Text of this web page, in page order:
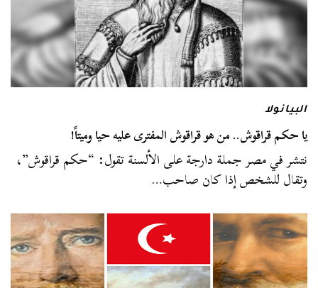
البيانولا
يا حكم قراقوش.. من هو قراقوش المفترى عليه حيا وميتاً!
نتشر في مصر جملة دارجة على الألسنة تقول: “حكم قراقوش”،
وتقال للشخص إذا كان صاحب…